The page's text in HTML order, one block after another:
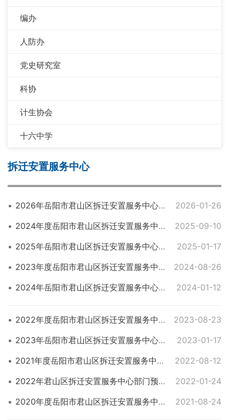
编办
人防办
党史研究室
科协
计生协会
十六中学
拆迁安置服务中心
2026年岳阳市君山区拆迁安置服务中心部门预算公开
2026-01-26
2024年度岳阳市君山区拆迁安置服务中心部门决算公开
2025-09-10
2025年岳阳市君山区拆迁安置服务中心部门预算公开
2025-01-17
2023年度岳阳市君山区拆迁安置服务中心部门决算公开
2024-08-26
2024年岳阳市君山区拆迁安置服务中心部门预算公开
2024-01-12
2022年度岳阳市君山区拆迁安置服务中心部门决算公开说明
2023-08-23
2023年岳阳市君山区拆迁安置服务中心部门预算公开说明
2023-01-17
2021年度岳阳市君山区拆迁安置服务中心部门决算说明
2022-08-12
2022年君山区拆迁安置服务中心部门预算公开说明
2022-01-24
2020年度岳阳市君山区拆迁安置服务中心部门决算说明
2021-08-24